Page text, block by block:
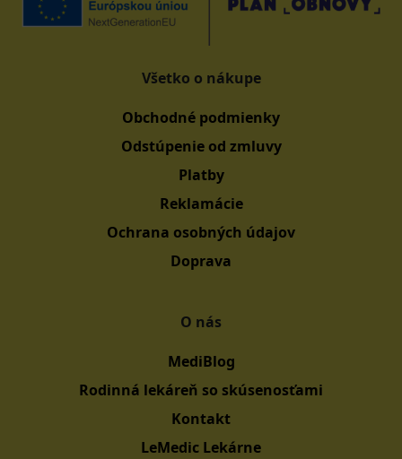
Všetko o nákupe
Obchodné podmienky
Odstúpenie od zmluvy
Platby
Reklamácie
Ochrana osobných údajov
Doprava
O nás
MediBlog
Rodinná lekáreň so skúsenosťami
Kontakt
LeMedic Lekárne